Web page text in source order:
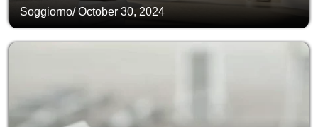
Soggiorno/October 30, 2024